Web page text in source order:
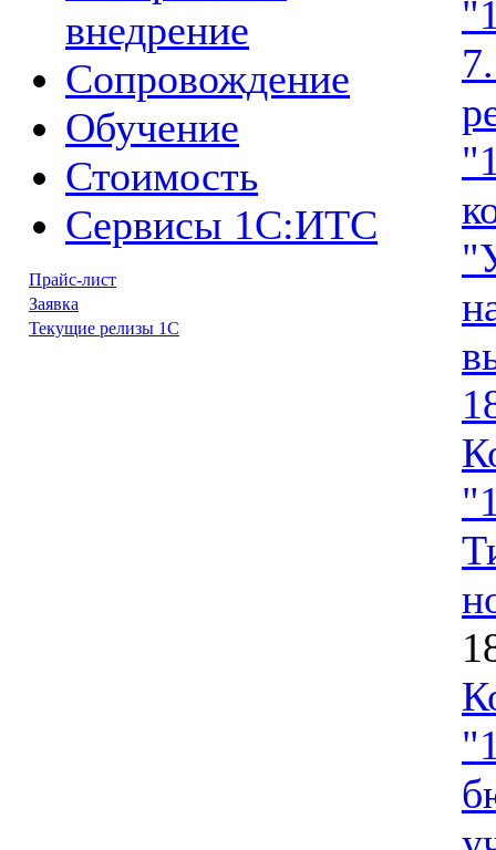
внедрение
Сопровождение
Обучение
Стоимость
Сервисы 1С:ИТС
Прайс-лист
Заявка
Текущие релизы 1С